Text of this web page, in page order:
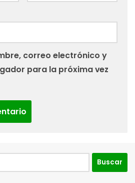
correo electrónico y
para la próxima vez